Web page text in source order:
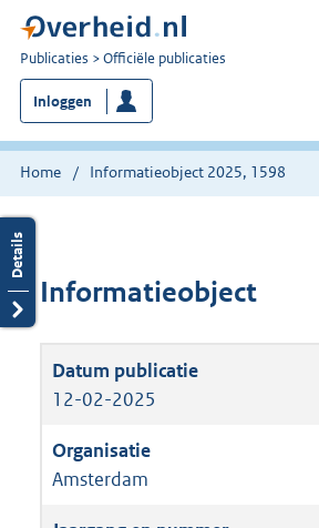
U
bent
nu
hier:
Publicaties Officiële publicaties
Inloggen
Home Informatieobject 2025, 1598
Informatieobject
12-02-2025
Amsterdam